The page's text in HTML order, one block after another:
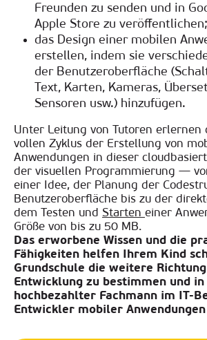
Freunden zu senden und in
Apple Store zu veröffentlichen;
das Design einer mobilen
erstellen, indem sie
der Benutzeroberfläche
Text, Karten, Kameras,
Sensoren usw.) hinzufügen.
Unter Leitung von Tutoren erlernen
vollen Zyklus der Erstellung von
Anwendungen in dieser
der visuellen Programmierung —
einer Idee, der Planung der
Benutzeroberfläche bis zu der
dem Testen und Starten einer
Größe von bis zu 50 MB.
Das erworbene Wissen und die
Fähigkeiten helfen Ihrem Kind
Grundschule die weitere
Entwicklung zu bestimmen und
hochbezahlter Fachmann im IT-
Entwickler mobiler